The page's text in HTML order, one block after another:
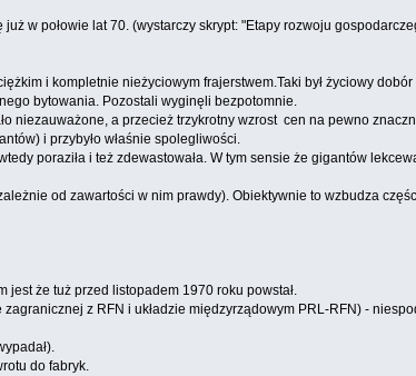
w połowie lat 70. (wystarczy skrypt: "Etapy rozwoju
i kompletnie nieżyciowym frajerstwem.Taki był życiowy
bytowania. Pozostali wyginęli bezpotomnie.
niezauważone, a przecież trzykrotny wzrost cen na pewno
i przybyło właśnie spolegliwości.
poraziła i też zdewastowała. W tym sensie że gigantów
od zawartości w nim prawdy). Obiektywnie to wzbudza
jest że tuż przed listopadem 1970 roku powstał.
zagranicznej z RFN i układzie międzyrządowym PRL-RFN) -
do fabryk.